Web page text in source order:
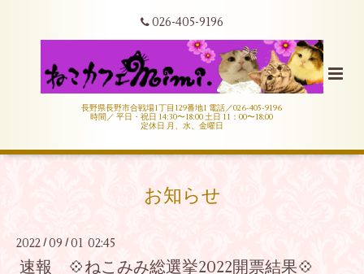
026-405-9196
長野県長野市合戦場1丁目129番地1 電話／026-405-9196
時間／ 平日・祝日 14:30〜18:00 土日 11：00〜18:00
定休日 月、水、金曜日
お知らせ
2022 /09 /01 02:45
速報 💠ねこみみ総選挙2022開票結果💠